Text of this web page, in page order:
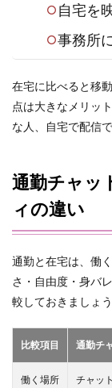
自宅を
事務所
在宅に比べると移
点は大きなメリッ
な人、自宅で配信
通勤チャッ
ィの違い
通勤と在宅は、働
さ・自由度・身バ
較しておきましょう
比較項目 通勤チ
働く場所 チャッ